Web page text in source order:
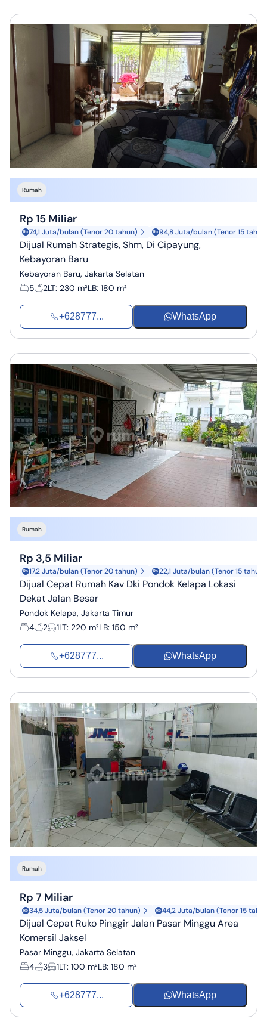
Rumah
Rp 15 Miliar
74,1 Juta/bulan (Tenor 20 tahun) 94,8 Juta/bulan (Tenor 15
Dijual Rumah Strategis, Shm, Di Cipayung,
Kebayoran Baru
Kebayoran Baru, Jakarta Selatan
5
2LT: 230 m²LB: 180 m²
+628777... WhatsApp
Rumah
Rp 3,5 Miliar
17,2 Juta/bulan (Tenor 20 tahun) 22,1 Juta/bulan (Tenor 15 tahun)
Dijual Cepat Rumah Kav Dki Pondok Kelapa Lokasi
Dekat Jalan Besar
Pondok Kelapa, Jakarta Timur
4
2 1LT: 220 m²LB: 150 m²
+628777... WhatsApp
Rumah
Rp 7 Miliar
34,5 Juta/bulan (Tenor 20 tahun) 44,2 Juta/bulan (Tenor 15
Dijual Cepat Ruko Pinggir Jalan Pasar Minggu Area
Komersil Jaksel
Pasar Minggu, Jakarta Selatan
4
3 1LT: 100 m²LB: 180 m²
+628777... WhatsApp